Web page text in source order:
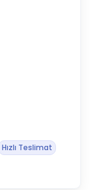
Hızlı Teslimat